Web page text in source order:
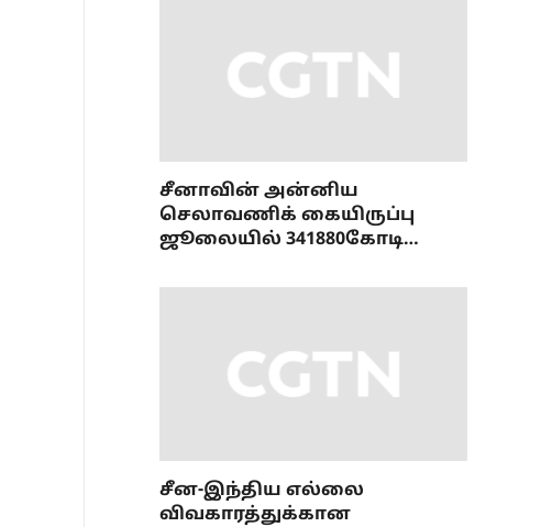
சீனாவின் அன்னிய
செலாவணிக் கையிருப்பு
ஜூலையில் 341880கோடி
சீன-இந்திய எல்லை
விவகாரத்துக்கான